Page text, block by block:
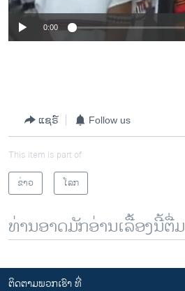
0:00
ແຊຣ໌ Follow us
This item is part of
ຂ່າວ
ໂລກ
ທ່ານອາດມັກອ່ານເລື້ອງນີ້ຕື່ມ
ຕິດຕາມພວກເຮົາ ທີ່